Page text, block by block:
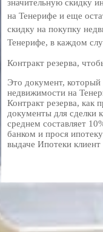
значительную скидку
на Тенерифе и еще
скидку на покупку
Тенерифе, в каждом
Контракт резерва,
Это документ, который
недвижимости на
Контракт резерва, как
документы для сделки
среднем составляет
банком и прося
выдаче Ипотеки клиент